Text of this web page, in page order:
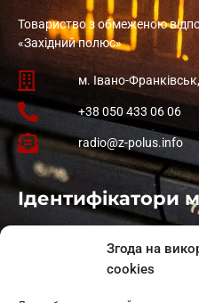
Згода на
cookies
Товариство з обмеженою
«Західний полюс»
м. Івано-
+38 050 433 06 06
radio@z-polus.info
Ідентифікатори
: L11-01410
: L11-01801